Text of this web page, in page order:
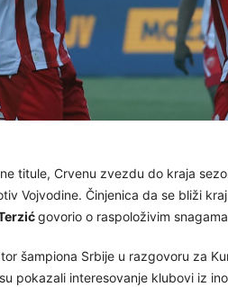
titule, Crvenu zvezdu do kraja
Vojvodine. Činjenica da se bliži
govorio o raspoloživim
šampiona Srbije u razgovoru za
pokazali interesovanje klubovi iz